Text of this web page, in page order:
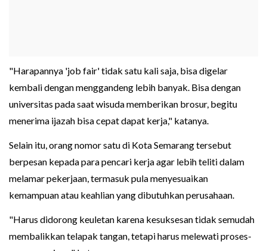
"Harapannya 'job fair' tidak satu kali saja, bisa digelar
kembali dengan menggandeng lebih banyak. Bisa dengan
universitas pada saat wisuda memberikan brosur, begitu
menerima ijazah bisa cepat dapat kerja," katanya.
Selain itu, orang nomor satu di Kota Semarang tersebut
berpesan kepada para pencari kerja agar lebih teliti dalam
melamar pekerjaan, termasuk pula menyesuaikan
kemampuan atau keahlian yang dibutuhkan perusahaan.
"Harus didorong keuletan karena kesuksesan tidak semudah
membalikkan telapak tangan, tetapi harus melewati proses-